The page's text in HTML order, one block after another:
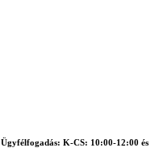
Ügyfélfogadás: K-CS: 10:00-12:00 és